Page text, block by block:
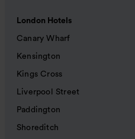
London Hotels
Canary Wharf
Kensington
Kings Cross
Liverpool Street
Paddington
Shoreditch